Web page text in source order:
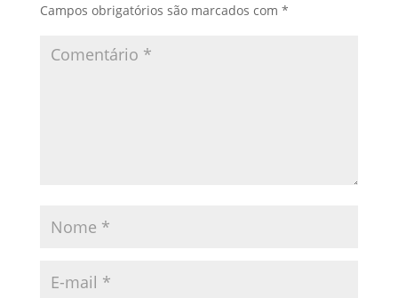
Campos obrigatórios são marcados com *